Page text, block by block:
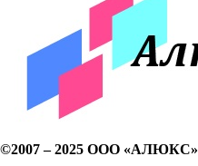
©2007 – 2025 ООО «АЛЮКС»